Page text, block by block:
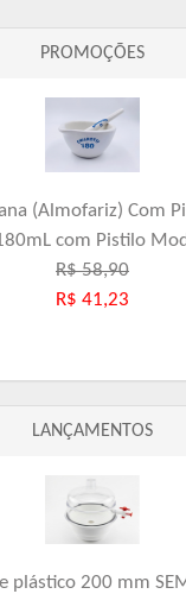
PROMOÇÕES
(Almofariz) Com
com Pistilo
R$ 58,90
R$ 41,23
LANÇAMENTOS
plástico 200 mm